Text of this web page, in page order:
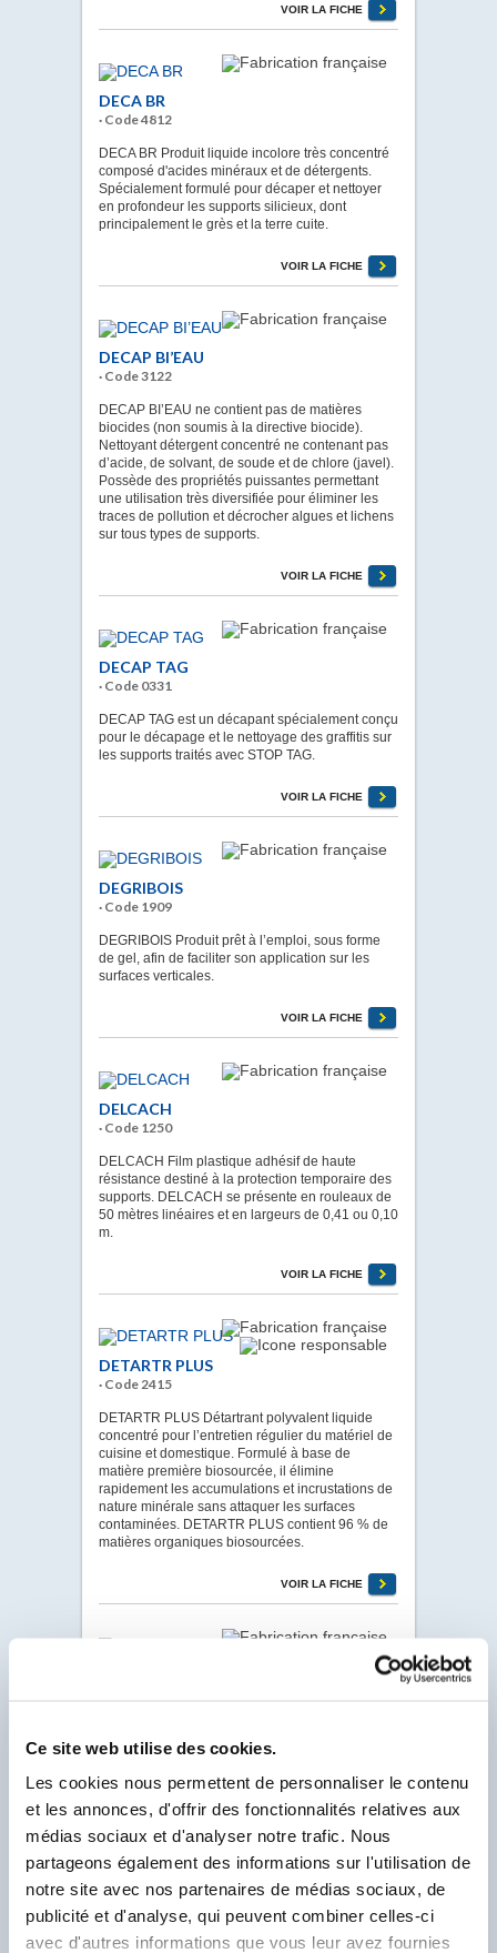
Ce site web utilise des cookies.
Les cookies nous permettent de personnaliser le contenu
et les annonces, d'offrir des fonctionnalités relatives aux
médias sociaux et d'analyser notre trafic. Nous
partageons également des informations sur l'utilisation de
notre site avec nos partenaires de médias sociaux, de
publicité et d'analyse, qui peuvent combiner celles-ci
avec d'autres informations que vous leur avez fournies
VOIR LA FICHE
DECA BR
· Code 4812
DECA BR Produit liquide incolore très concentré
composé d'acides minéraux et de détergents.
Spécialement formulé pour décaper et nettoyer
en profondeur les supports silicieux, dont
principalement le grès et la terre cuite.
VOIR LA FICHE
DECAP BI’EAU
· Code 3122
DECAP BI’EAU ne contient pas de matières
biocides (non soumis à la directive biocide).
Nettoyant détergent concentré ne contenant pas
d’acide, de solvant, de soude et de chlore (javel).
Possède des propriétés puissantes permettant
une utilisation très diversifiée pour éliminer les
traces de pollution et décrocher algues et lichens
sur tous types de supports.
VOIR LA FICHE
DECAP TAG
· Code 0331
DECAP TAG est un décapant spécialement conçu
pour le décapage et le nettoyage des graffitis sur
les supports traités avec STOP TAG.
VOIR LA FICHE
DEGRIBOIS
· Code 1909
DEGRIBOIS Produit prêt à l’emploi, sous forme
de gel, afin de faciliter son application sur les
surfaces verticales.
VOIR LA FICHE
DELCACH
· Code 1250
DELCACH Film plastique adhésif de haute
résistance destiné à la protection temporaire des
supports. DELCACH se présente en rouleaux de
50 mètres linéaires et en largeurs de 0,41 ou 0,10
m.
VOIR LA FICHE
DETARTR PLUS
· Code 2415
DETARTR PLUS Détartrant polyvalent liquide
concentré pour l’entretien régulier du matériel de
cuisine et domestique. Formulé à base de
matière première biosourcée, il élimine
rapidement les accumulations et incrustations de
nature minérale sans attaquer les surfaces
contaminées. DETARTR PLUS contient 96 % de
matières organiques biosourcées.
VOIR LA FICHE
Durcisseur - Fixateur pour sols. Primaire
phase aqueuse, pulvérisable et à séchage
la cohésion en surface des supports en neuf et
rénovation.